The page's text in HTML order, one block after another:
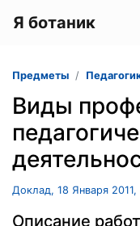
Я ботаник
Предметы
Виды
Доклад, 18 Января
Описание